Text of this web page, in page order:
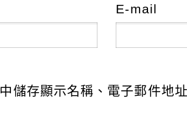
E-mail
中儲存顯示名稱、電子郵件地